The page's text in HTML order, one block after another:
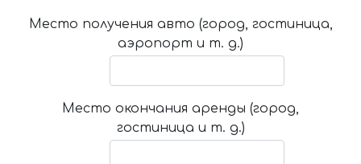
Место получения авто (город, гостиница,
аэропорт и т. д.)
Место окончания аренды (город,
гостиница и т. д.)